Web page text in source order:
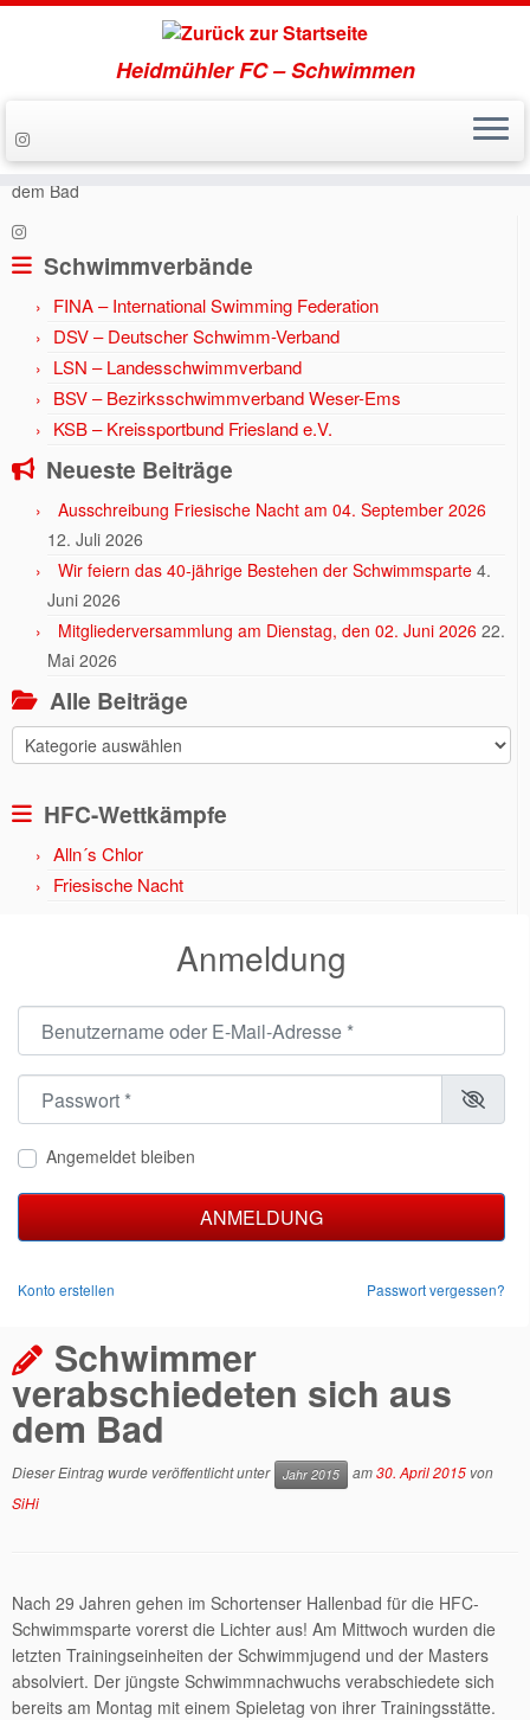
Zum
Inhalt
springen
Heidmühler FC – Schwimmen
Start » Aktuell » Jahr 2015 » Schwimmer verabschiedeten sich aus
dem Bad
Schwimmverbände
FINA – International Swimming Federation
DSV – Deutscher Schwimm-Verband
LSN – Landesschwimmverband
BSV – Bezirksschwimmverband Weser-Ems
KSB – Kreissportbund Friesland e.V.
Neueste Beiträge
Ausschreibung Friesische Nacht am 04. September 2026
12. Juli 2026
Wir feiern das 40-jährige Bestehen der Schwimmsparte 4.
Juni 2026
Mitgliederversammlung am Dienstag, den 02. Juni 2026 22.
Mai 2026
Alle Beiträge
Alle
Beiträge
HFC-Wettkämpfe
Alln´s Chlor
Friesische Nacht
Anmeldung
Angemeldet bleiben
ANMELDUNG
Konto erstellen Passwort vergessen?
Schwimmer
verabschiedeten sich aus
dem Bad
Dieser Eintrag wurde veröffentlicht unter Jahr 2015 am30. April 2015 von
SiHi
Nach 29 Jahren gehen im Schortenser Hallenbad für die HFC-
Schwimmsparte vorerst die Lichter aus! Am Mittwoch wurden die
letzten Trainingseinheiten der Schwimmjugend und der Masters
absolviert. Der jüngste Schwimmnachwuchs verabschiedete sich
bereits am Montag mit einem Spieletag von ihrer Trainingsstätte.